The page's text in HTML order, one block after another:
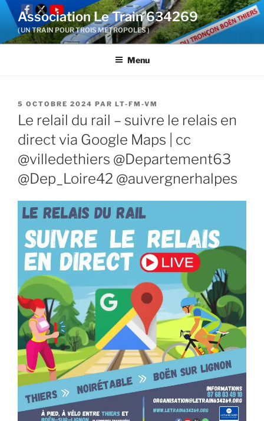
Aller
contenu
Association Le Train 634269
( UN TRAIN POUR TROIS METROPOLES )
Menu
PUBLIÉ
LE
5 OCTOBRE 2024 PAR LT-FM-VM
Le relail du rail – suivre le relais en
direct via Google Maps | cc
@villedethiers @Departement63
@Dep_Loire42 @auvergnerhalpes